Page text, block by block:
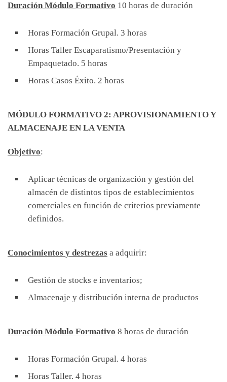
Duración Módulo Formativo 10 horas de duración
Horas Formación Grupal. 3 horas
Horas Taller Escaparatismo/Presentación y
Empaquetado. 5 horas
Horas Casos Éxito. 2 horas
MÓDULO FORMATIVO 2: APROVISIONAMIENTO Y
ALMACENAJE EN LA VENTA
Objetivo:
Aplicar técnicas de organización y gestión del
almacén de distintos tipos de establecimientos
comerciales en función de criterios previamente
definidos.
Conocimientos y destrezas a adquirir:
Gestión de stocks e inventarios;
Almacenaje y distribución interna de productos
Duración Módulo Formativo 8 horas de duración
Horas Formación Grupal. 4 horas
Horas Taller. 4 horas